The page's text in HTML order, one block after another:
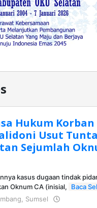
Hukum
Usut
Sejumlah
kasus dugaan tindak
Oknum CA (inisial,
Baca
, Sumsel